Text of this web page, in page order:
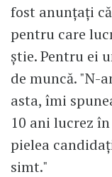
fost anunțați
pentru care
știe. Pentru ei
de muncă. "N-
asta, îmi
10 ani lucrez
pielea
simt."